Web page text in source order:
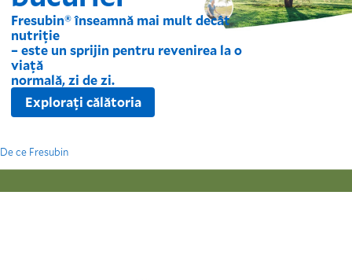
Fresubin® înseamnă mai mult decât
nutriție
– este un sprijin pentru revenirea la o
viață
normală, zi de zi.
Explorați călătoria
De ce Fresubin